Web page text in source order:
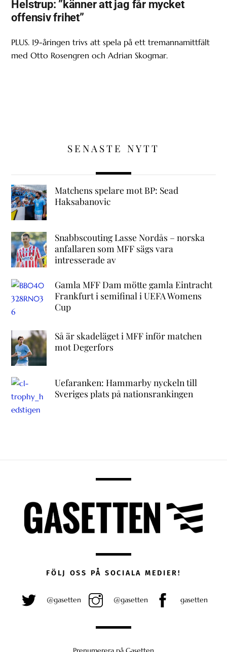
Helstrup: ”känner att jag får mycket
offensiv frihet”
PLUS. 19-åringen trivs att spela på ett tremannamittfält
med Otto Rosengren och Adrian Skogmar.
SENASTE NYTT
Matchens spelare mot BP: Sead
Haksabanovic
Snabbscouting Lasse Nordås – norska
anfallaren som MFF sägs vara
intresserade av
Gamla MFF Dam mötte gamla Eintracht
Frankfurt i semifinal i UEFA Womens
Cup
Så är skadeläget i MFF inför matchen
mot Degerfors
Uefaranken: Hammarby nyckeln till
Sveriges plats på nationsrankingen
FÖLJ OSS PÅ SOCIALA MEDIER!
@gasetten @gasetten gasetten